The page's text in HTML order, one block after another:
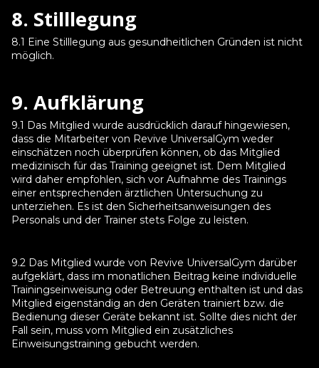
8. Stilllegung
8.1 Eine Stilllegung aus gesundheitlichen Gründen ist nicht
möglich.
9. Aufklärung
9.1 Das Mitglied wurde ausdrücklich darauf hingewiesen,
dass die Mitarbeiter von Revive UniversalGym weder
einschätzen noch überprüfen können, ob das Mitglied
medizinisch für das Training geeignet ist. Dem Mitglied
wird daher empfohlen, sich vor Aufnahme des Trainings
einer entsprechenden ärztlichen Untersuchung zu
unterziehen. Es ist den Sicherheitsanweisungen des
Personals und der Trainer stets Folge zu leisten.
9.2 Das Mitglied wurde von Revive UniversalGym darüber
aufgeklärt, dass im monatlichen Beitrag keine individuelle
Trainingseinweisung oder Betreuung enthalten ist und das
Mitglied eigenständig an den Geräten trainiert bzw. die
Bedienung dieser Geräte bekannt ist. Sollte dies nicht der
Fall sein, muss vom Mitglied ein zusätzliches
Einweisungstraining gebucht werden.